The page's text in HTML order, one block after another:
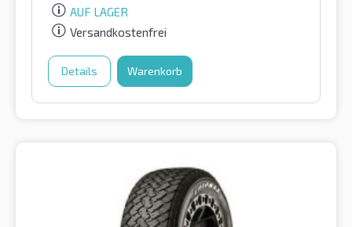
AUF LAGER
Versandkostenfrei
Details Warenkorb